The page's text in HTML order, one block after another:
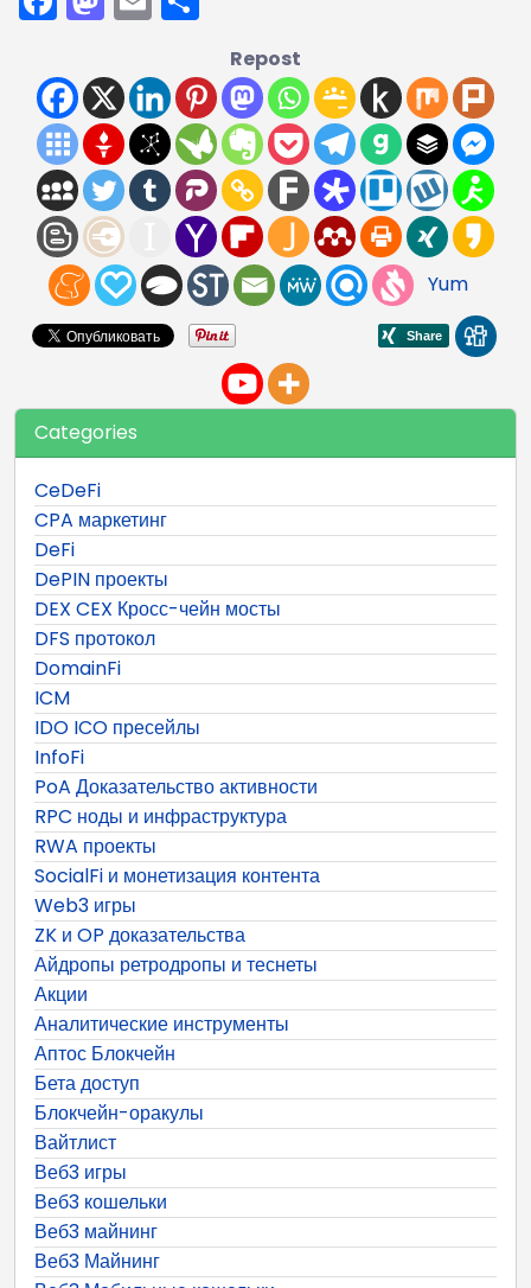
Repost
Yum
Categories
CeDeFi
CPA маркетинг
DeFi
DePIN проекты
DEX CEX Кросс-чейн мосты
DFS протокол
DomainFi
ICM
IDO ICO пресейлы
InfoFi
PoA Доказательство активности
RPC ноды и инфраструктура
RWA проекты
SocialFi и монетизация контента
Web3 игры
ZK и OP доказательства
Айдропы ретродропы и теснеты
Акции
Аналитические инструменты
Аптос Блокчейн
Бета доступ
Блокчейн-оракулы
Вайтлист
Веб3 игры
Веб3 кошельки
Веб3 майнинг
Веб3 Майнинг